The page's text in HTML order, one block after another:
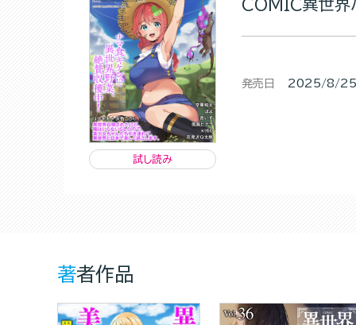
試し読み
COMIC異世界
発売日 2025/8/25
著者作品